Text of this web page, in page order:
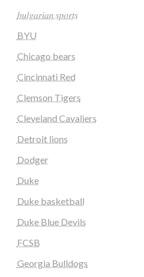
𝑏𝑢𝑙𝑔𝑎𝑟𝑖𝑎𝑛 𝑠𝑝𝑜𝑟𝑡𝑠
BYU
Chicago bears
Cincinnati Red
Clemson Tigers
Cleveland Cavaliers
Detroit lions
Dodger
Duke
Duke basketball
Duke Blue Devils
FCSB
Georgia Bulldogs